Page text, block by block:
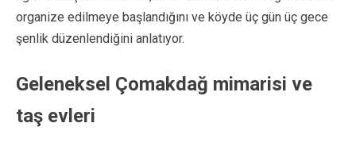
organize edilmeye başlandığını ve köyde üç gün üç gece
şenlik düzenlendiğini anlatıyor.
Geleneksel Çomakdağ mimarisi ve
taş evleri